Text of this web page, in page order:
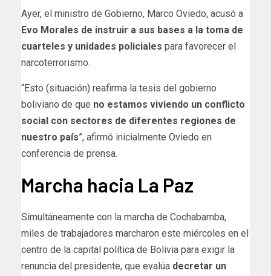
Ayer, el ministro de Gobierno, Marco Oviedo, acusó a
Evo Morales de instruir a sus bases a la toma de
cuarteles y unidades policiales para favorecer el
narcoterrorismo.
“Esto (situación) reafirma la tesis del gobierno
boliviano de que no estamos viviendo un conflicto
social con sectores de diferentes regiones de
nuestro país”, afirmó inicialmente Oviedo en
conferencia de prensa.
Marcha hacia La Paz
Simultáneamente con la marcha de Cochabamba,
miles de trabajadores marcharon este miércoles en el
centro de la capital política de Bolivia para exigir la
renuncia del presidente, que evalúa decretar un